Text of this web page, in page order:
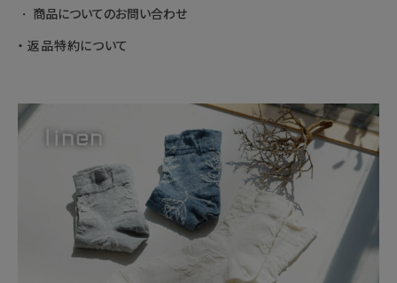
商品についてのお問い合わせ
返品特約について